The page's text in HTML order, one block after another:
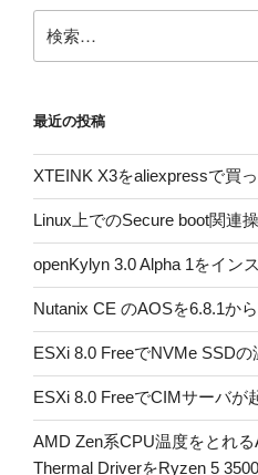
索:
最近の投稿
XTEINK X3をaliexpressで買
Linux上でのSecure boot関連
openKylyn 3.0 Alpha 1をイン
Nutanix CE のAOSを6.8.1か
ESXi 8.0 FreeでNVMe SSDの
ESXi 8.0 FreeでCIMサーバが
AMD Zen系CPU温度をとれ
Thermal DriverをRyzen 5